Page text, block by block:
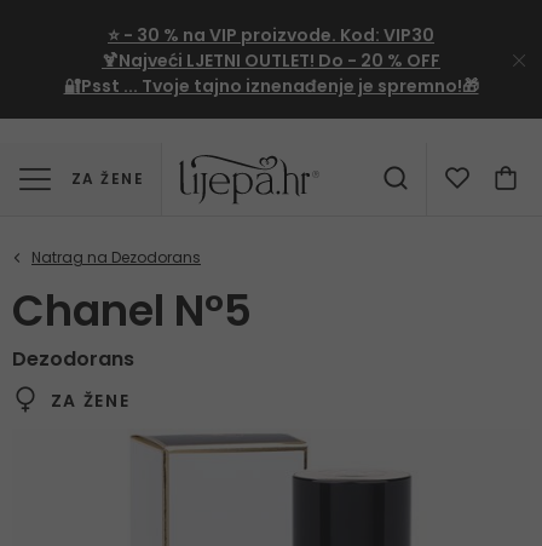
⭐ - 30 % na VIP proizvode. Kod: VIP30
🍹Najveći LJETNI OUTLET! Do - 20 % OFF
🔐Psst ... Tvoje tajno iznenađenje je spremno!🎁
ZA ŽENE
Chanel N°5
Dezodorans
ZA ŽENE